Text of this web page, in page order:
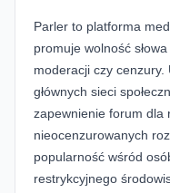
Parler to platforma
promuje wolność
moderacji czy
głównych sieci
zapewnienie forum dla
nieocenzurowanych
popularność wśród
restrykcyjnego